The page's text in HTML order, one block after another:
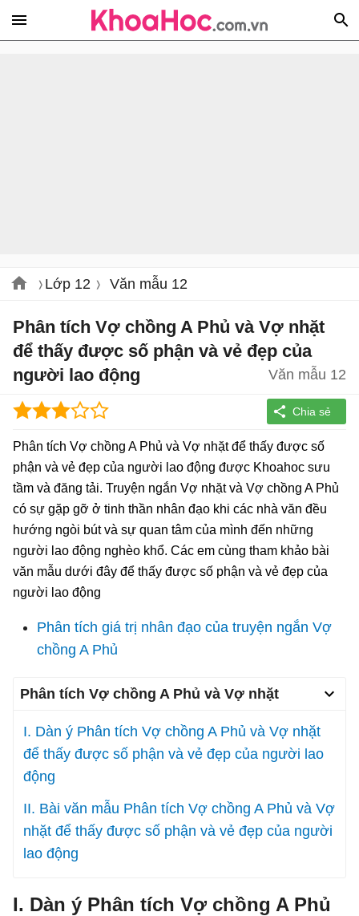
Lớp 12 Văn mẫu 12
Phân tích Vợ chồng A Phủ và Vợ nhặt
để thấy được số phận và vẻ đẹp của
người lao động
Văn mẫu 12
Phân tích Vợ chồng A Phủ và Vợ nhặt để thấy được số
phận và vẻ đẹp của người lao động được Khoahoc sưu
tầm và đăng tải. Truyện ngắn Vợ nhặt và Vợ chồng A Phủ
có sự gặp gỡ ở tinh thần nhân đạo khi các nhà văn đều
hướng ngòi bút và sự quan tâm của mình đến những
người lao động nghèo khổ. Các em cùng tham khảo bài
văn mẫu dưới đây để thấy được số phận và vẻ đẹp của
người lao động
Phân tích giá trị nhân đạo của truyện ngắn Vợ
chồng A Phủ
Phân tích Vợ chồng A Phủ và Vợ nhặt
I. Dàn ý Phân tích Vợ chồng A Phủ và Vợ nhặt
để thấy được số phận và vẻ đẹp của người lao
động
II. Bài văn mẫu Phân tích Vợ chồng A Phủ và Vợ
nhặt để thấy được số phận và vẻ đẹp của người
lao động
I. Dàn ý Phân tích Vợ chồng A Phủ